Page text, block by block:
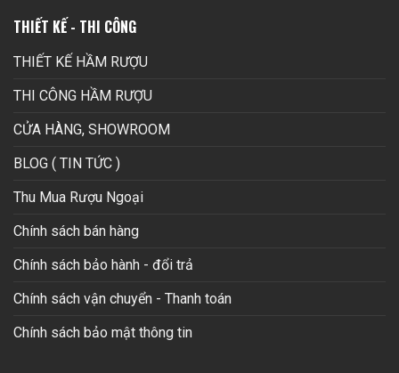
THIẾT KẾ - THI CÔNG
THIẾT KẾ HẦM RƯỢU
THI CÔNG HẦM RƯỢU
CỬA HÀNG, SHOWROOM
BLOG ( TIN TỨC )
Thu Mua Rượu Ngoại
Chính sách bán hàng
Chính sách bảo hành - đổi trả
Chính sách vận chuyển - Thanh toán
Chính sách bảo mật thông tin